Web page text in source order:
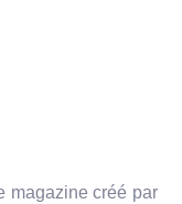
magazine créé par